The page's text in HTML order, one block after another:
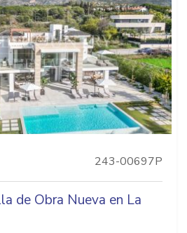
243-00697P
de Obra Nueva en La